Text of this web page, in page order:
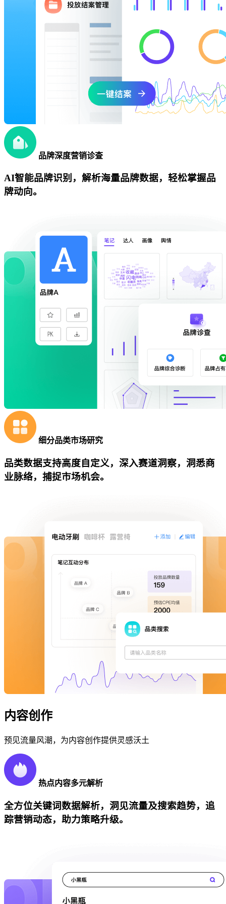
品牌深度营销诊查
AI智能品牌识别，解析海量品牌数据，轻松掌握品
牌动向。
细分品类市场研究
品类数据支持高度自定义，深入赛道洞察，洞悉商
业脉络，捕捉市场机会。
内容创作
预见流量风潮，为内容创作提供灵感沃土
热点内容多元解析
全方位关键词数据解析，洞见流量及搜索趋势，追
踪营销动态，助力策略升级。